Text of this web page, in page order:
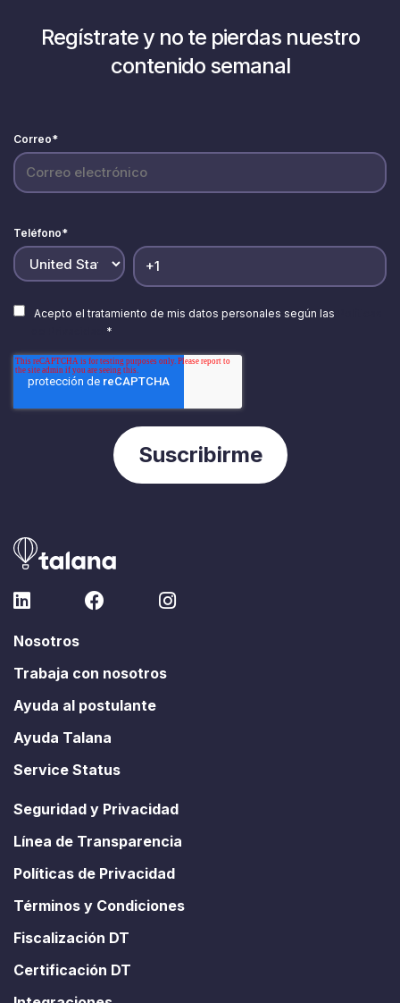
Regístrate y no te pierdas nuestro
contenido semanal
Correo*
Teléfono*
Acepto el tratamiento de mis datos personales según las
*
Nosotros
Trabaja con nosotros
Ayuda al postulante
Ayuda Talana
Service Status
Seguridad y Privacidad
Línea de Transparencia
Políticas de Privacidad
Términos y Condiciones
Fiscalización DT
Certificación DT